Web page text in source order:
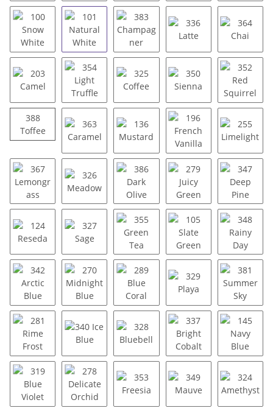
102 Black 331 Steel 338 Frost Grey330 Ash 358
100 Snow White101 Natural White383 Champagner336 Latte 364
203 Camel 354 Light Truffle325 Coffee 350 Sienna 352
388
Toffee388 Toffee
363 Caramel136 Mustard196 French Vanilla
255
367 Lemongrass326 Meadow386 Dark Olive279 Juicy Green
347
124 Reseda 327 Sage 355 Green Tea105 Slate Green
348
342 Arctic Blue270 Midnight Blue289 Blue Coral329 Playa 381
281 Rime Frost340 Ice Blue 328 Bluebell337 Bright Cobalt
145